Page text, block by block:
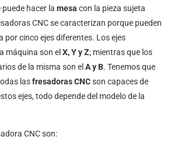
puede hacer la mesa con la pieza sujeta
CNC se caracterizan porque pueden
por cinco ejes diferentes. Los ejes
máquina son el X, Y y Z; mientras que los
de la misma son el A y B. Tenemos que
lasfresadoras CNCson capaces de
ejes, todo depende del modelo de la
CNC son: